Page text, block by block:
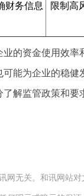
财务信息
限制高
的资金使用效率
能为企业的稳健
解监管政策和要
网无关。和讯网站